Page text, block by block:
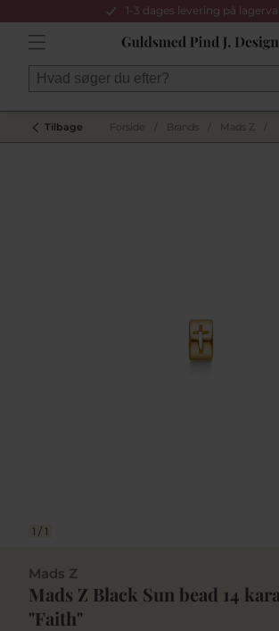
1-3 dages levering på
Tilbage Forside Brands Mads Z
1 / 1
Mads Z
Mads Z Black Sun bead 14
"Faith"